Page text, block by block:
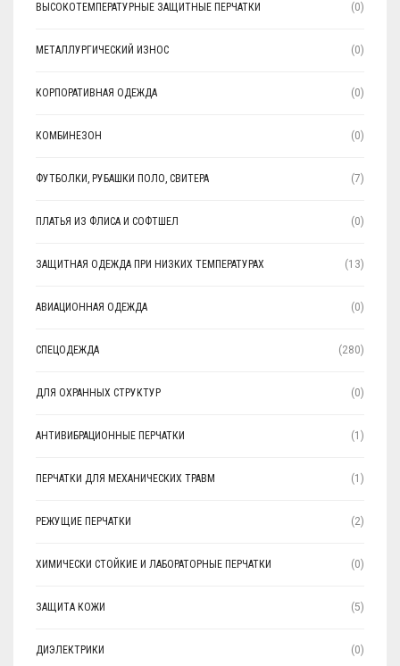
ВЫСОКОТЕМПЕРАТУРНЫЕ ЗАЩИТНЫЕ ПЕРЧАТКИ (0)
МЕТАЛЛУРГИЧЕСКИЙ ИЗНОС (0)
КОРПОРАТИВНАЯ ОДЕЖДА (0)
КОМБИНЕЗОН (0)
ФУТБОЛКИ, РУБАШКИ ПОЛО, СВИТЕРА (7)
ПЛАТЬЯ ИЗ ФЛИСА И СОФТШЕЛ (0)
ЗАЩИТНАЯ ОДЕЖДА ПРИ НИЗКИХ ТЕМПЕРАТУРАХ (13)
АВИАЦИОННАЯ ОДЕЖДА (0)
СПЕЦОДЕЖДА (280)
ДЛЯ ОХРАННЫХ СТРУКТУР (0)
АНТИВИБРАЦИОННЫЕ ПЕРЧАТКИ (1)
ПЕРЧАТКИ ДЛЯ МЕХАНИЧЕСКИХ ТРАВМ (1)
РЕЖУЩИЕ ПЕРЧАТКИ (2)
ХИМИЧЕСКИ СТОЙКИЕ И ЛАБОРАТОРНЫЕ ПЕРЧАТКИ (0)
ЗАЩИТА КОЖИ (5)
ДИЭЛЕКТРИКИ (0)